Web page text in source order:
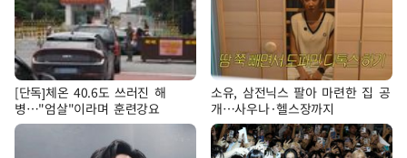
[단독]체온 40.6도 쓰러진 해
병…"엄살"이라며 훈련강요
소유, 삼전닉스 팔아 마련한 집 공
개…사우나·헬스장까지